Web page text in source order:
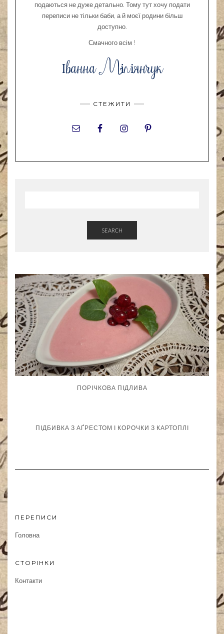
подаються не дуже детально. Тому тут хочу подати
переписи не тільки баби, а й моєї родини більш
доступно.
Смачного всім !
СТЕЖИТИ
SEARCH
ПОРІЧКОВА ПІДЛИВА
ПІДБИВКА З АҐРЕСТОМ І КОРОЧКИ З КАРТОПЛІ
ПЕРЕПИСИ
Головна
СТОРІНКИ
Контакти